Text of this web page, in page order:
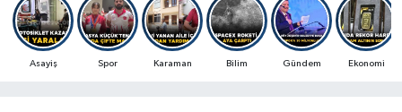
Asayiş Spor Karaman Bilim Gündem Ekonomi
Spor Haberleri